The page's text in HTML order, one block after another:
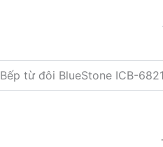
Bếp từ đôi BlueStone ICB-6821